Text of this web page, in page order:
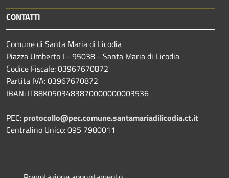
CONTATTI
Comune di Santa Maria di Licodia
Piazza Umberto I - 95038 - Santa Maria di Licodia
Codice Fiscale: 03967670872
Partita IVA: 03967670872
IBAN: IT88K0503483870000000003536
PEC: protocollo@pec.comune.santamariadilicodia.ct.it
Centralino Unico: 095 7980011